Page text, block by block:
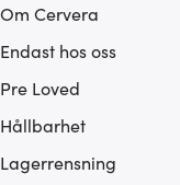
Om Cervera
Endast hos oss
Pre Loved
Hållbarhet
Lagerrensning